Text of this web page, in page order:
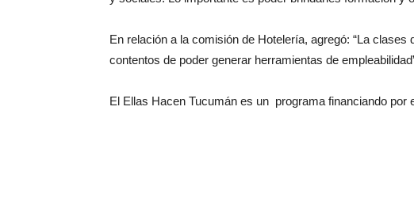
En relación a la comisión de Hotelería, agregó: “La
contentos de poder generar herramientas de
El Ellas Hacen Tucumán es un programa financiando